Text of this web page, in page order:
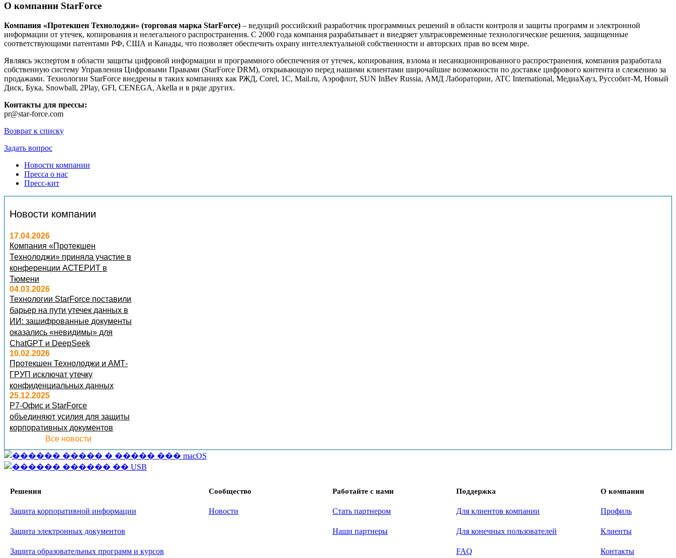
О компании StarForce
Компания «Протекшен Технолоджи» (торговая марка StarForce) – ведущий российский разработчик программных решений в области контроля и защиты программ и электронной
информации от утечек, копирования и нелегального распространения. С 2000 года компания разрабатывает и внедряет ультрасовременные технологические решения, защищенные
соответствующими патентами РФ, США и Канады, что позволяет обеспечить охрану интеллектуальной собственности и авторских прав во всем мире.
Являясь экспертом в области защиты цифровой информации и программного обеспечения от утечек, копирования, взлома и несанкционированного распространения, компания разработала
собственную систему Управления Цифровыми Правами (StarForce DRM), открывающую перед нашими клиентами широчайшие возможности по доставке цифрового контента и слежению за
продажами. Технологии StarForce внедрены в таких компаниях как РЖД, Corel, 1С, Mail.ru, Аэрофлот, SUN InBev Russia, АМД Лаборатории, ATC International, МедиаХауз, Руссобит-М, Новый
Диск, Бука, Snowball, 2Play, GFI, CENEGA, Akella и в ряде других.
Контакты для прессы:
pr@star-force.com
Возврат к списку
Задать вопрос
Новости компании
Пресса о нас
Пресс-кит
Новости компании
17.04.2026
Компания «Протекшен
Технолоджи» приняла участие в
конференции АСТЕРИТ в
Тюмени
04.03.2026
Технологии StarForce поставили
барьер на пути утечек данных в
ИИ: зашифрованные документы
оказались «невидимы» для
ChatGPT и DeepSeek
10.02.2026
Протекшен Технолоджи и АМТ-
ГРУП исключат утечку
конфиденциальных данных
25.12.2025
Р7-Офис и StarForce
объединяют усилия для защиты
корпоративных документов
Все новости
Решения Сообщество Работайте с нами Поддержка О компании
Защита корпоративной информации Новости Стать партнером Для клиентов компании Профиль
Защита электронных документов Наши партнеры Для конечных пользователей Клиенты
Защита образовательных программ и курсов FAQ Контакты